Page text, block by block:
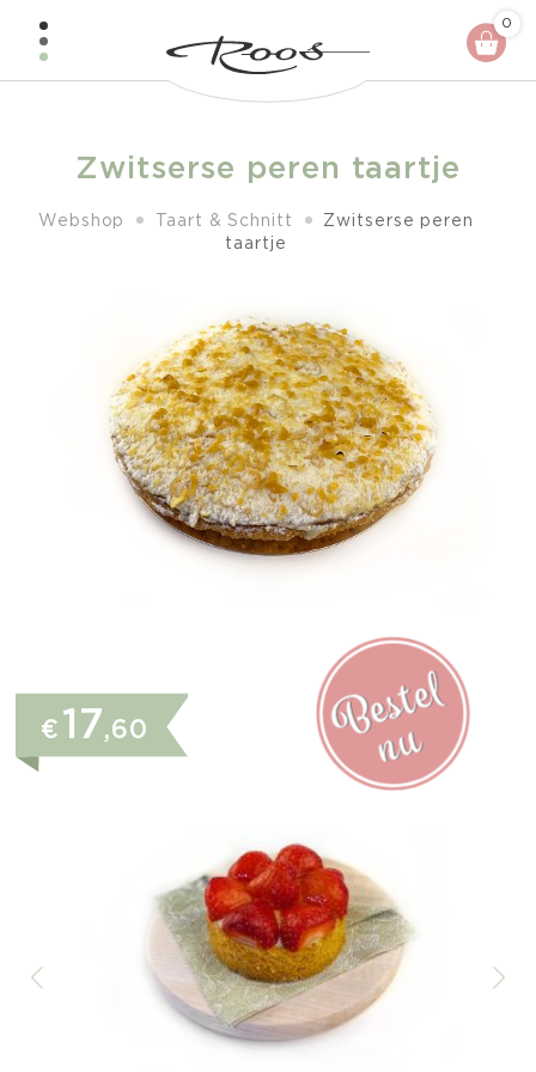
0
Zwitserse peren taartje
Webshop Taart & Schnitt
Zwitserse peren
taartje
€ 17 ,60